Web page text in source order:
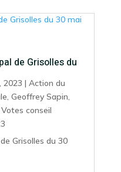
de Grisolles du
2023 | Action du
, Geoffrey Sapin,
Votes conseil
Grisolles du 30